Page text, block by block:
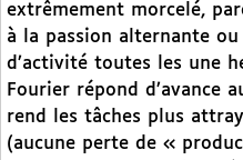
extrêmement morcelé,
à la passion alternante
d’activité toutes les une
Fourier répond d’avance
rend les tâches plus
(aucune perte de «